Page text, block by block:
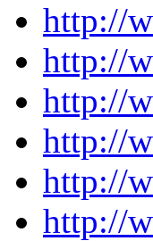
http://
http://
http://
http://
http://
http://